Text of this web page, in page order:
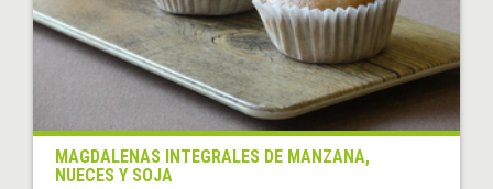
MAGDALENAS INTEGRALES DE MANZANA,
NUECES Y SOJA